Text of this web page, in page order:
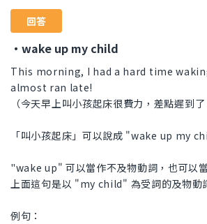
回答
・wake up my child
This morning, I had a hard time
almost ran late!
（今天早上叫小孩起床很費力，差點遲到了
「叫小孩起床」可以說成 "wake up my
"wake up" 可以當作不及物動詞，也可以
上面這句是以 "my child" 為受詞的及物動
例句：